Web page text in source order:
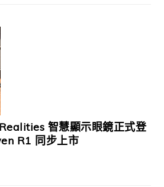
智慧顯示眼鏡正式登
R1 同步上市